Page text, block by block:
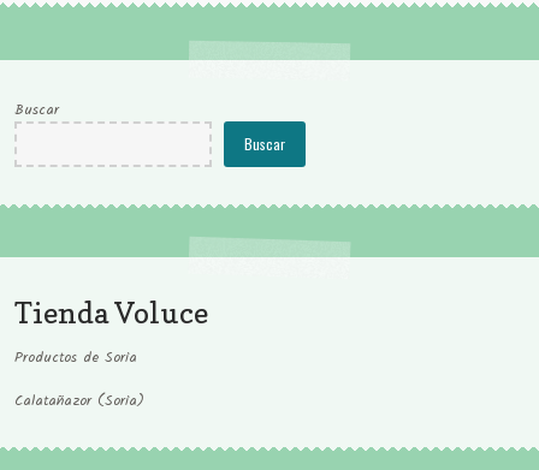
Buscar
Buscar
Tienda Voluce
Productos de Soria
Calatañazor (Soria)